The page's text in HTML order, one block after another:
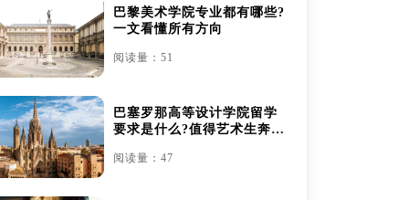
巴黎美术学院专业都有哪些?
一文看懂所有方向
阅读量：51
巴塞罗那高等设计学院留学
要求是什么?值得艺术生奔赴
阅读量：47